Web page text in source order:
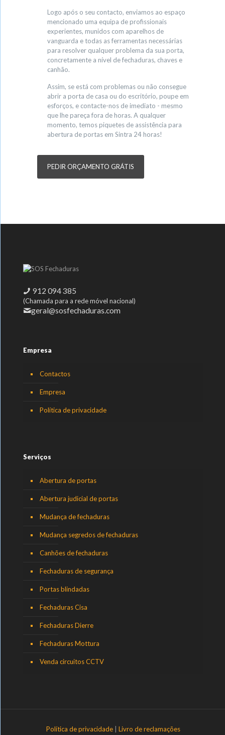
Logo após o seu contacto, enviamos ao espaço
mencionado uma equipa de profissionais
experientes, munidos com aparelhos de
vanguarda e todas as ferramentas necessárias
para resolver qualquer problema da sua porta,
concretamente a nível de fechaduras, chaves e
canhão.
Assim, se está com problemas ou não consegue
abrir a porta de casa ou do escritório, poupe em
esforços, e contacte-nos de imediato - mesmo
que lhe pareça fora de horas. A qualquer
momento, temos piquetes de assistência para
abertura de portas em Sintra 24 horas!
PEDIR ORÇAMENTO GRÁTIS
912 094 385
(Chamada para a rede móvel nacional)
geral@sosfechaduras.com
Empresa
Contactos
Empresa
Política de privacidade
Serviços
Abertura de portas
Abertura judicial de portas
Mudança de fechaduras
Mudança segredos de fechaduras
Canhões de fechaduras
Fechaduras de segurança
Portas blindadas
Fechaduras Cisa
Fechaduras Dierre
Fechaduras Mottura
Venda circuitos CCTV
Política de privacidade| Livro de reclamações